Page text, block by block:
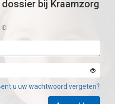
bij Kraamzorg
u uw wachtwoord vergeten?